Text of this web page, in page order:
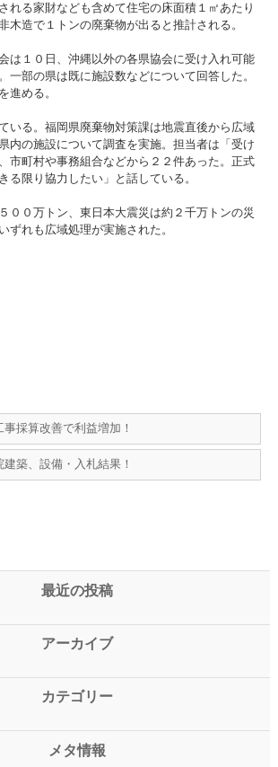
れる家財なども含めて住宅の床面積１㎡あたり
木造で１トンの廃棄物が出ると推計される。
は１０日、沖縄以外の各県協会に受け入れ可能
一部の県は既に施設数などについて回答した。
進める。
いる。福岡県廃棄物対策課は地震直後から広域
内の施設について調査を実施。担当者は「受け
市町村や事務組合などから２２件あった。正式
る限り協力したい」と話している。
００万トン、東日本大震災は約２千万トンの災
ずれも広域処理が実施された。
採算改善で利益増加！
築、設備・入札結果！
最近の投稿
アーカイブ
カテゴリー
メタ情報